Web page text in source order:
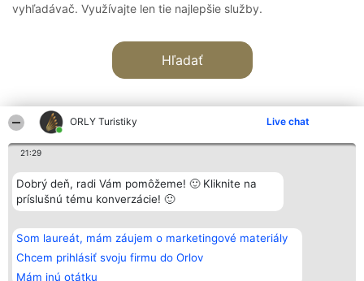
ORLY Turistiky Live chat
21:29
Dobrý deň, radi Vám pomôžeme! 🙂 Kliknite na
príslušnú tému konverzácie! 🙂
Som laureát, mám záujem o marketingové materiály
Chcem prihlásiť svoju firmu do Orlov
Mám inú otátku
vyhľadávač. Využívajte len tie najlepšie služby.
Hľadať
Organizátor hodnotenia
Bright Side Solutions sp. z o.
o. sp. k.
Wrocław 50-079
KRS 0000749100 | Regon
381313360 | NIP 8943132676
+48 508 492 400
Hodnotenie
Laureáti
Lista
Laureatów
Podmienky
Obchodné
podmienky
Kontakt
Kontakt